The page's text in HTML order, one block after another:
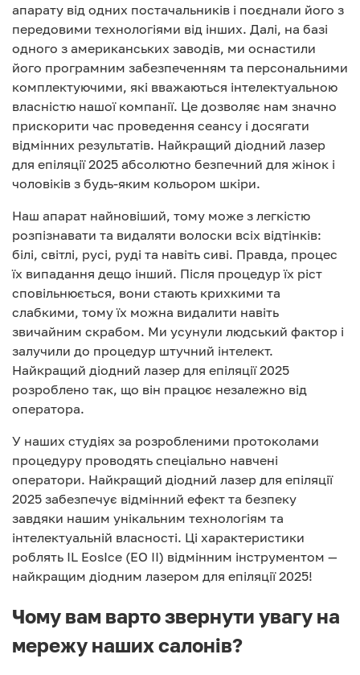
апарату від одних постачальників і поєднали його з
передовими технологіями від інших. Далі, на базі
одного з американських заводів, ми оснастили
його програмним забезпеченням та персональними
комплектуючими, які вважаються інтелектуальною
власністю нашої компанії. Це дозволяє нам значно
прискорити час проведення сеансу і досягати
відмінних результатів. Найкращий діодний лазер
для епіляції 2025 абсолютно безпечний для жінок і
чоловіків з будь-яким кольором шкіри.
Наш апарат найновіший, тому може з легкістю
розпізнавати та видаляти волоски всіх відтінків:
білі, світлі, русі, руді та навіть сиві. Правда, процес
їх випадання дещо інший. Після процедур їх ріст
сповільнюється, вони стають крихкими та
слабкими, тому їх можна видалити навіть
звичайним скрабом. Ми усунули людський фактор і
залучили до процедур штучний інтелект.
Найкращий діодний лазер для епіляції 2025
розроблено так, що він працює незалежно від
оператора.
У наших студіях за розробленими протоколами
процедуру проводять спеціально навчені
оператори. Найкращий діодний лазер для епіляції
2025 забезпечує відмінний ефект та безпеку
завдяки нашим унікальним технологіям та
інтелектуальній власності. Ці характеристики
роблять IL EosIce (EO II) відмінним інструментом —
найкращим діодним лазером для епіляції 2025!
Чому вам варто звернути увагу на
мережу наших салонів?